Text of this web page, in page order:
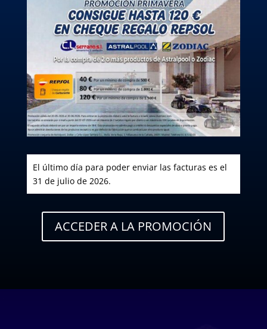
El último día para poder enviar las facturas es el
31 de julio de 2026.
ACCEDER A LA PROMOCIÓN